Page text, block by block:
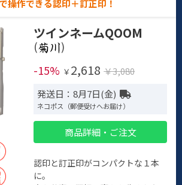
操作できる認印＋訂正印！
ツインネームQOOM
(
)
-15% ￥ 2,618 ￥3,080
発送日：8月7日(金)
ネコポス（郵便受けへお届け）
商品詳細・ご注文
認印と訂正印がコンパクトな１本
に。